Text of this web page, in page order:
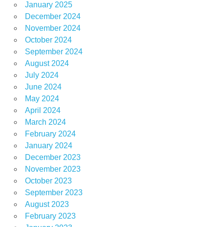
January 2025
December 2024
November 2024
October 2024
September 2024
August 2024
July 2024
June 2024
May 2024
April 2024
March 2024
February 2024
January 2024
December 2023
November 2023
October 2023
September 2023
August 2023
February 2023